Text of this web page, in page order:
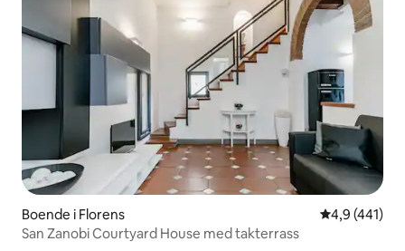
Boende i Florens 4,9 av 5 i
4,9 (441)
San Zanobi Courtyard House med takterrass